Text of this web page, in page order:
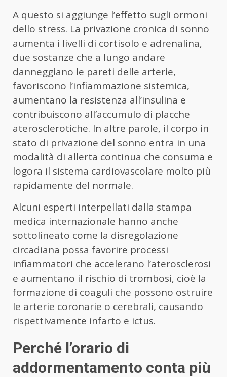
A questo si aggiunge l’effetto sugli ormoni
dello stress. La privazione cronica di sonno
aumenta i livelli di cortisolo e adrenalina,
due sostanze che a lungo andare
danneggiano le pareti delle arterie,
favoriscono l’infiammazione sistemica,
aumentano la resistenza all’insulina e
contribuiscono all’accumulo di placche
aterosclerotiche. In altre parole, il corpo in
stato di privazione del sonno entra in una
modalità di allerta continua che consuma e
logora il sistema cardiovascolare molto più
rapidamente del normale.
Alcuni esperti interpellati dalla stampa
medica internazionale hanno anche
sottolineato come la disregolazione
circadiana possa favorire processi
infiammatori che accelerano l’aterosclerosi
e aumentano il rischio di trombosi, cioè la
formazione di coaguli che possono ostruire
le arterie coronarie o cerebrali, causando
rispettivamente infarto e ictus.
Perché l’orario di
addormentamento conta più